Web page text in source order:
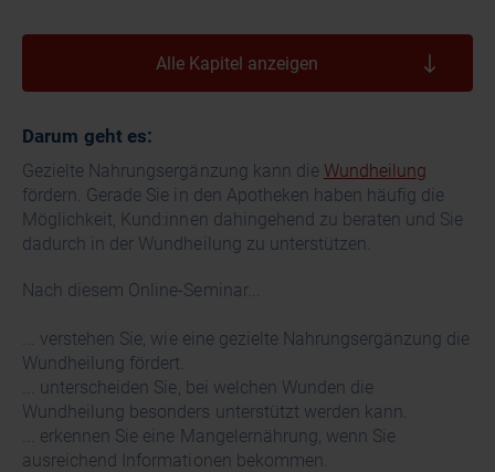
Alle Kapitel anzeigen
Darum geht es:
Gezielte Nahrungsergänzung kann die Wundheilung
fördern. Gerade Sie in den Apotheken haben häufig die
Möglichkeit, Kund:innen dahingehend zu beraten und Sie
dadurch in der Wundheilung zu unterstützen.
Nach diesem Online-Seminar...
... verstehen Sie, wie eine gezielte Nahrungsergänzung die
Wundheilung fördert.
... unterscheiden Sie, bei welchen Wunden die
Wundheilung besonders unterstützt werden kann.
... erkennen Sie eine Mangelernährung, wenn Sie
ausreichend Informationen bekommen.